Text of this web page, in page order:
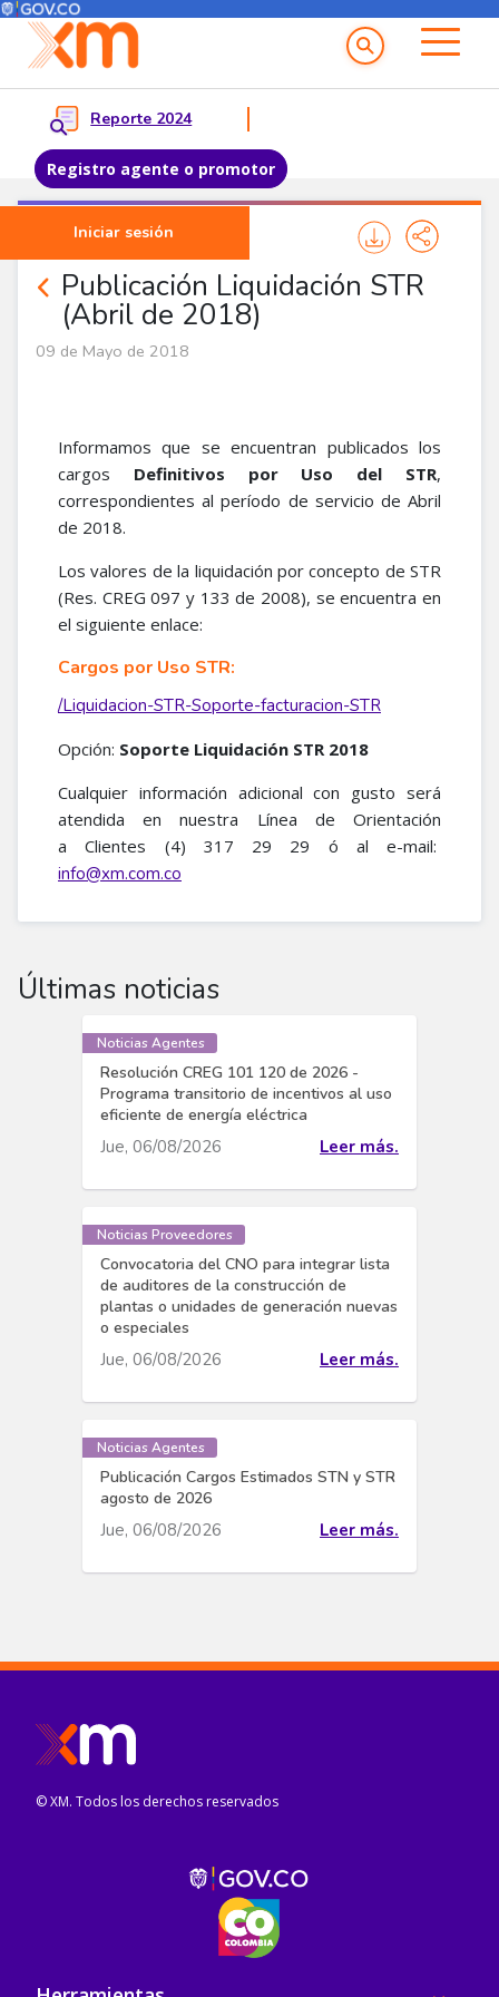
Pasar al contenido principal
Menú del Usuario
Reporte 2024
Registro agente o promotor
Iniciar sesión
Menu principal
Publicación Liquidación STR
(Abril de 2018)
Noticias Agentes
09 de Mayo de 2018
Informamos que se encuentran publicados los
cargos Definitivos por Uso del STR,
correspondientes al período de servicio de Abril
de 2018.
Los valores de la liquidación por concepto de STR
(Res. CREG 097 y 133 de 2008), se encuentra en
el siguiente enlace:
Cargos por Uso STR:
/Liquidacion-STR-Soporte-facturacion-STR
Opción: Soporte Liquidación STR 2018
Cualquier información adicional con gusto será
atendida en nuestra Línea de Orientación
a Clientes (4) 317 29 29 ó al e-mail:
info@xm.com.co
Últimas noticias
Noticias Agentes
Resolución CREG 101 120 de 2026 -
Programa transitorio de incentivos al uso
eficiente de energía eléctrica
Jue, 06/08/2026 Leer más.
Noticias Proveedores
Convocatoria del CNO para integrar lista
de auditores de la construcción de
plantas o unidades de generación nuevas
o especiales
Jue, 06/08/2026 Leer más.
Noticias Agentes
Publicación Cargos Estimados STN y STR
agosto de 2026
Jue, 06/08/2026 Leer más.
© XM. Todos los derechos reservados
Pie de página